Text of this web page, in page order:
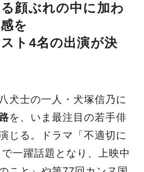
顔ぶれの中に加わ
を
ト4名の出演が決
犬士の一人・犬塚信乃に
を、いま最注目の若手俳
じる。ドラマ「不適切に
一躍話題となり、上映中